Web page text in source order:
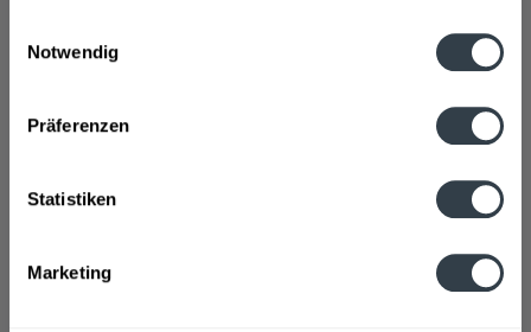
Notwendig
Präferenzen
Statistiken
Marketing